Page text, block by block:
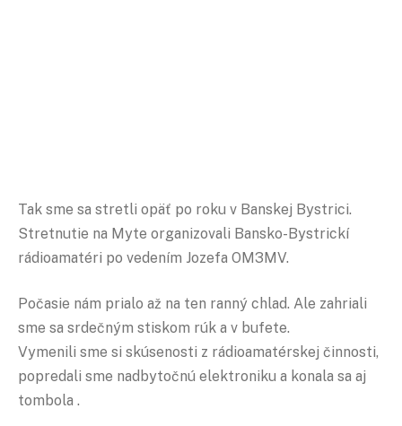
Tak sme sa stretli opäť po roku v Banskej Bystrici.
Stretnutie na Myte organizovali Bansko-Bystrickí
rádioamatéri po vedením Jozefa OM3MV.
Počasie nám prialo až na ten ranný chlad. Ale zahriali
sme sa srdečným stiskom rúk a v bufete.
Vymenili sme si skúsenosti z rádioamatérskej činnosti,
popredali sme nadbytočnú elektroniku a konala sa aj
tombola .